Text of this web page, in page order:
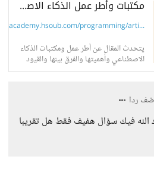
مكتبات وأطر عمل الذكاء الاصطناعي: القوة الكامنة خلف الأنظمة الذكية
academy.hsoub.com/programming/arti...
يتحدث المقال عن أطر عمل ومكتبات الذكاء
الاصطناعي وأهميتها والفرق بينها والقيود
والاعتبارات ذات الصلة ومصادر تعلمها
ردا
الله فيك سؤال هفيف فقط هل تقريبا